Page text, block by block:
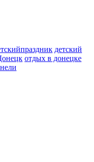
детский
отдых в донецке